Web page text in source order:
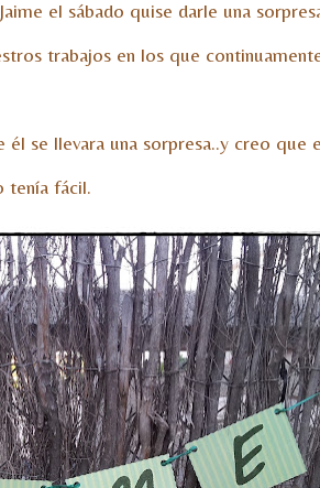
el sábado quise darle una
trabajos en los que
se llevara una sorpresa..y creo que
tenía fácil.